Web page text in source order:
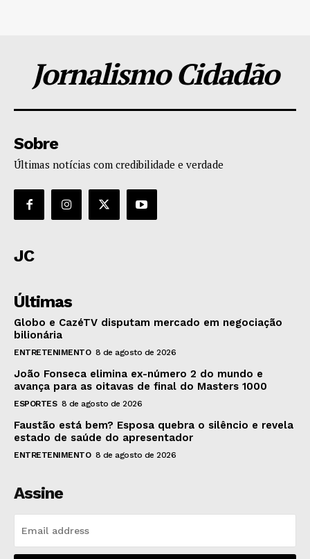
Jornalismo Cidadão
Sobre
Últimas notícias com credibilidade e verdade
JC
Últimas
Globo e CazéTV disputam mercado em negociação
bilionária
ENTRETENIMENTO 8 de agosto de 2026
João Fonseca elimina ex-número 2 do mundo e
avança para as oitavas de final do Masters 1000
ESPORTES 8 de agosto de 2026
Faustão está bem? Esposa quebra o silêncio e revela
estado de saúde do apresentador
ENTRETENIMENTO 8 de agosto de 2026
Assine